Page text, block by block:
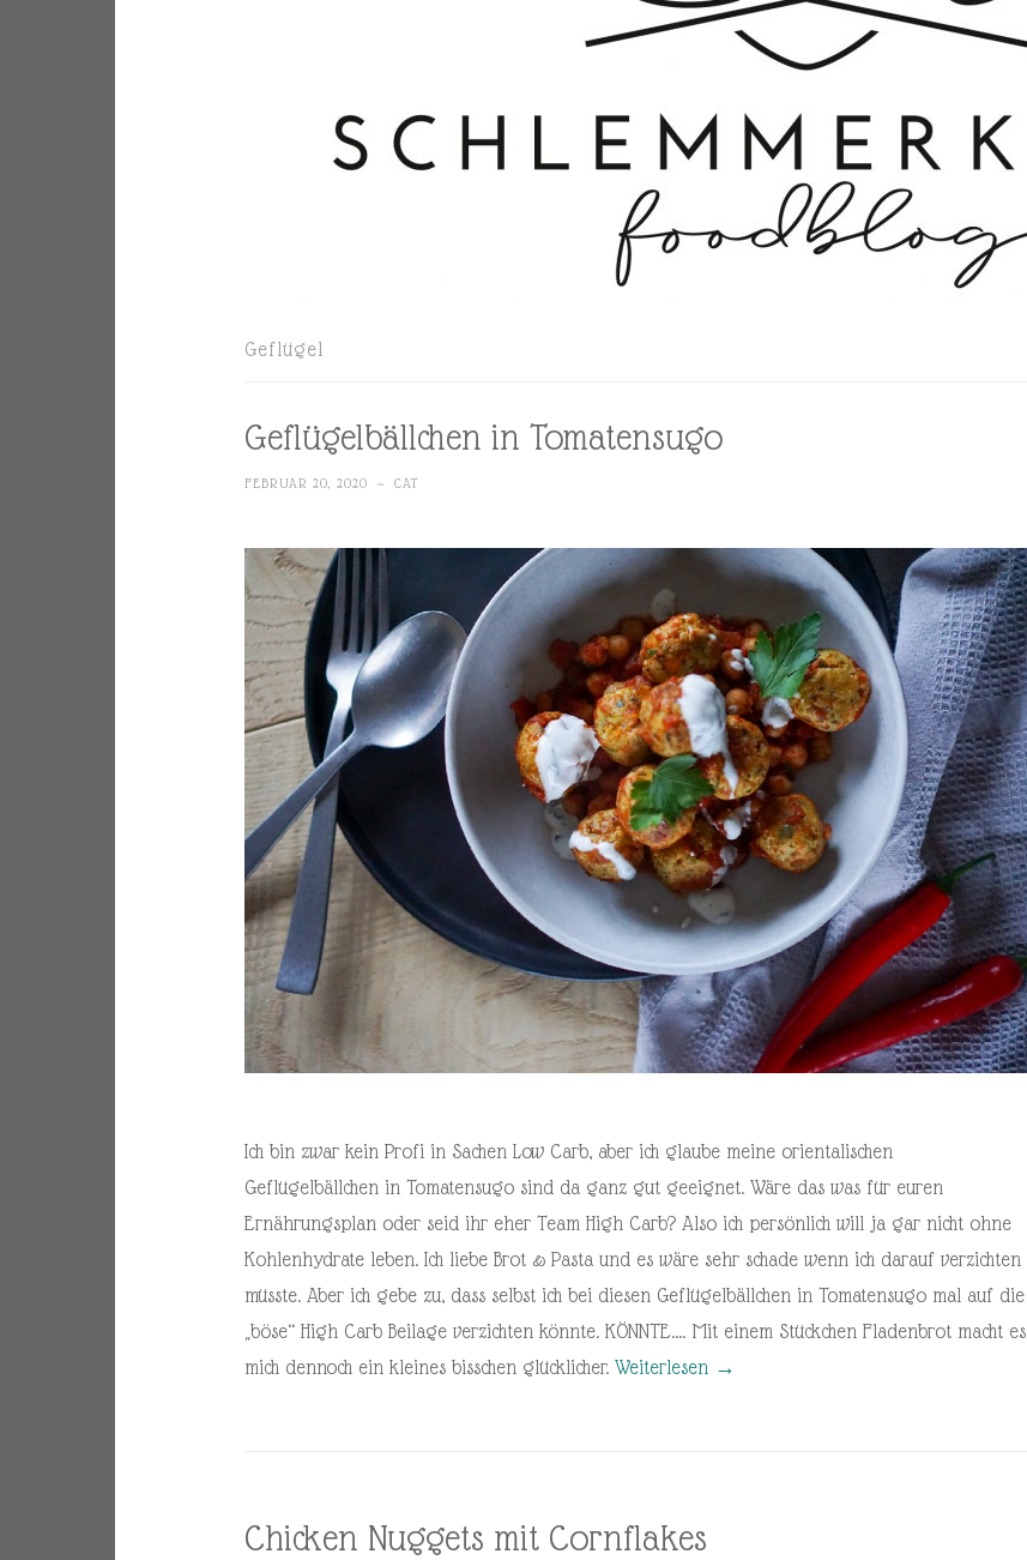
Geflügel
Geflügelbällchen in Tomatensugo
FEBRUAR 20, 2020 ~ CAT
Ich bin zwar kein Profi in Sachen Low Carb, aber ich glaube meine orientalischen
Geflügelbällchen in Tomatensugo sind da ganz gut geeignet. Wäre das was für euren
Ernährungsplan oder seid ihr eher Team High Carb? Also ich persönlich will ja gar nicht ohne
Kohlenhydrate leben. Ich liebe Brot & Pasta und es wäre sehr schade wenn ich darauf verzichten
müsste. Aber ich gebe zu, dass selbst ich bei diesen Geflügelbällchen in Tomatensugo mal auf die
„böse“ High Carb Beilage verzichten könnte. KÖNNTE…. Mit einem Stückchen Fladenbrot macht es
mich dennoch ein kleines bisschen glücklicher. Weiterlesen →
Chicken Nuggets mit Cornflakes